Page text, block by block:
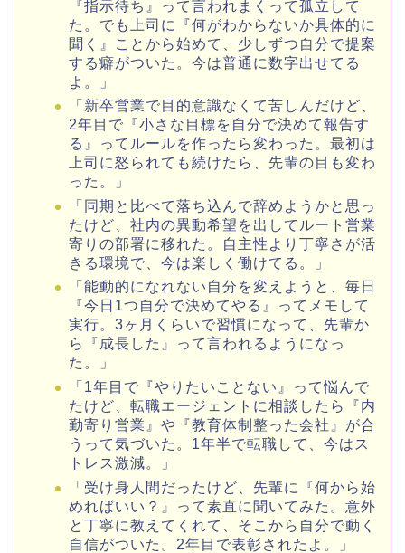
『指示待ち』って言われまくって孤立して
た。でも上司に『何がわからないか具体的に
聞く』ことから始めて、少しずつ自分で提案
する癖がついた。今は普通に数字出せてる
よ。」
「新卒営業で目的意識なくて苦しんだけど、
2年目で『小さな目標を自分で決めて報告す
る』ってルールを作ったら変わった。最初は
上司に怒られても続けたら、先輩の目も変わ
った。」
「同期と比べて落ち込んで辞めようかと思っ
たけど、社内の異動希望を出してルート営業
寄りの部署に移れた。自主性より丁寧さが活
きる環境で、今は楽しく働けてる。」
「能動的になれない自分を変えようと、毎日
『今日1つ自分で決めてやる』ってメモして
実行。3ヶ月くらいで習慣になって、先輩か
ら『成長した』って言われるようになっ
た。」
「1年目で『やりたいことない』って悩んで
たけど、転職エージェントに相談したら『内
勤寄り営業』や『教育体制整った会社』が合
うって気づいた。1年半で転職して、今はス
トレス激減。」
「受け身人間だったけど、先輩に『何から始
めればいい？』って素直に聞いてみた。意外
と丁寧に教えてくれて、そこから自分で動く
自信がついた。2年目で表彰されたよ。」